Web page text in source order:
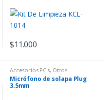
$11.000
Accesorios PC's, Otros
Micrófono de solapa Plug
3.5mm